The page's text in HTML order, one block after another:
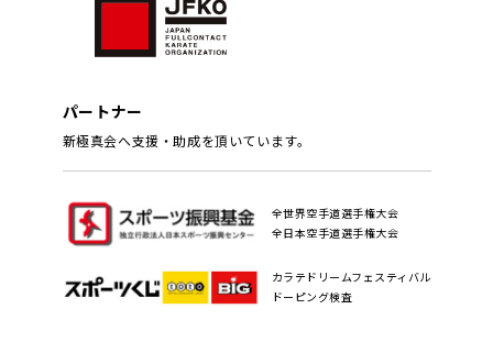
パートナー
新極真会へ支援・助成を頂いています。
全世界空手道選手権大会
全日本空手道選手権大会
カラテドリームフェスティバル
ドーピング検査